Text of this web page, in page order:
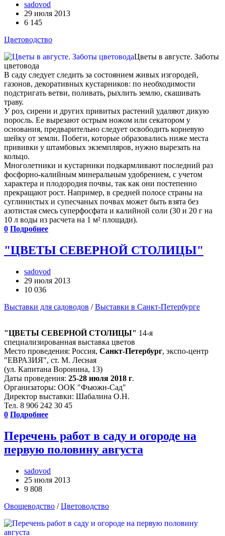
sadovod
29 июля 2013
6 145
Цветоводство
Цветы в августе. Заботы
цветовода
В саду следует следить за состоянием живых изгородей,
газонов, декоративных кустарников: по необходимости
подстригать ветви, поливать, рыхлить землю, скашивать
траву.
У роз, сирени и других привитых растений удаляют дикую
поросль. Ее вырезают острым ножом или секатором у
основания, предварительно следует освободить корневую
шейку от земли. Побеги, которые образовались ниже места
прививки у штамбовых экземпляров, нужно вырезать на
кольцо.
Многолетники и кустарники подкармливают последний раз
фосфорно-калийным минеральным удобрением, с учетом
характера и плодородия почвы, так как они постепенно
прекращают рост. Например, в средней полосе страны на
суглинистых и супесчаных почвах может быть взята без
азотистая смесь суперфосфата и калийной соли (30 и 20 г на
10 л воды из расчета на 1 м² площади).
0 Подробнее
"ЦВЕТЫ СЕВЕРНОЙ СТОЛИЦЫ"
sadovod
29 июля 2013
10 036
Выставки для садоводов /Выставки в Санкт-Петербурге
"ЦВЕТЫ СЕВЕРНОЙ СТОЛИЦЫ" 14-я
специализированная выставка цветов
Место проведения: Россия, Санкт-Петербург, экспо-центр
"ЕВРАЗИЯ", ст. М. Лесная
(ул. Капитана Воронина, 13)
Даты проведения: 25-28 июля 2018 г.
Организаторы: ООК "Фьюжн-Сад"
Директор выставки: Шабалина О.Н.
Тел. 8 906 242 30 45
0 Подробнее
Перечень работ в саду и огороде на
первую половину августа
sadovod
25 июля 2013
9 808
Овощеводство /Цветоводство